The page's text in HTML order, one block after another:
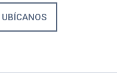
UBÍCANOS